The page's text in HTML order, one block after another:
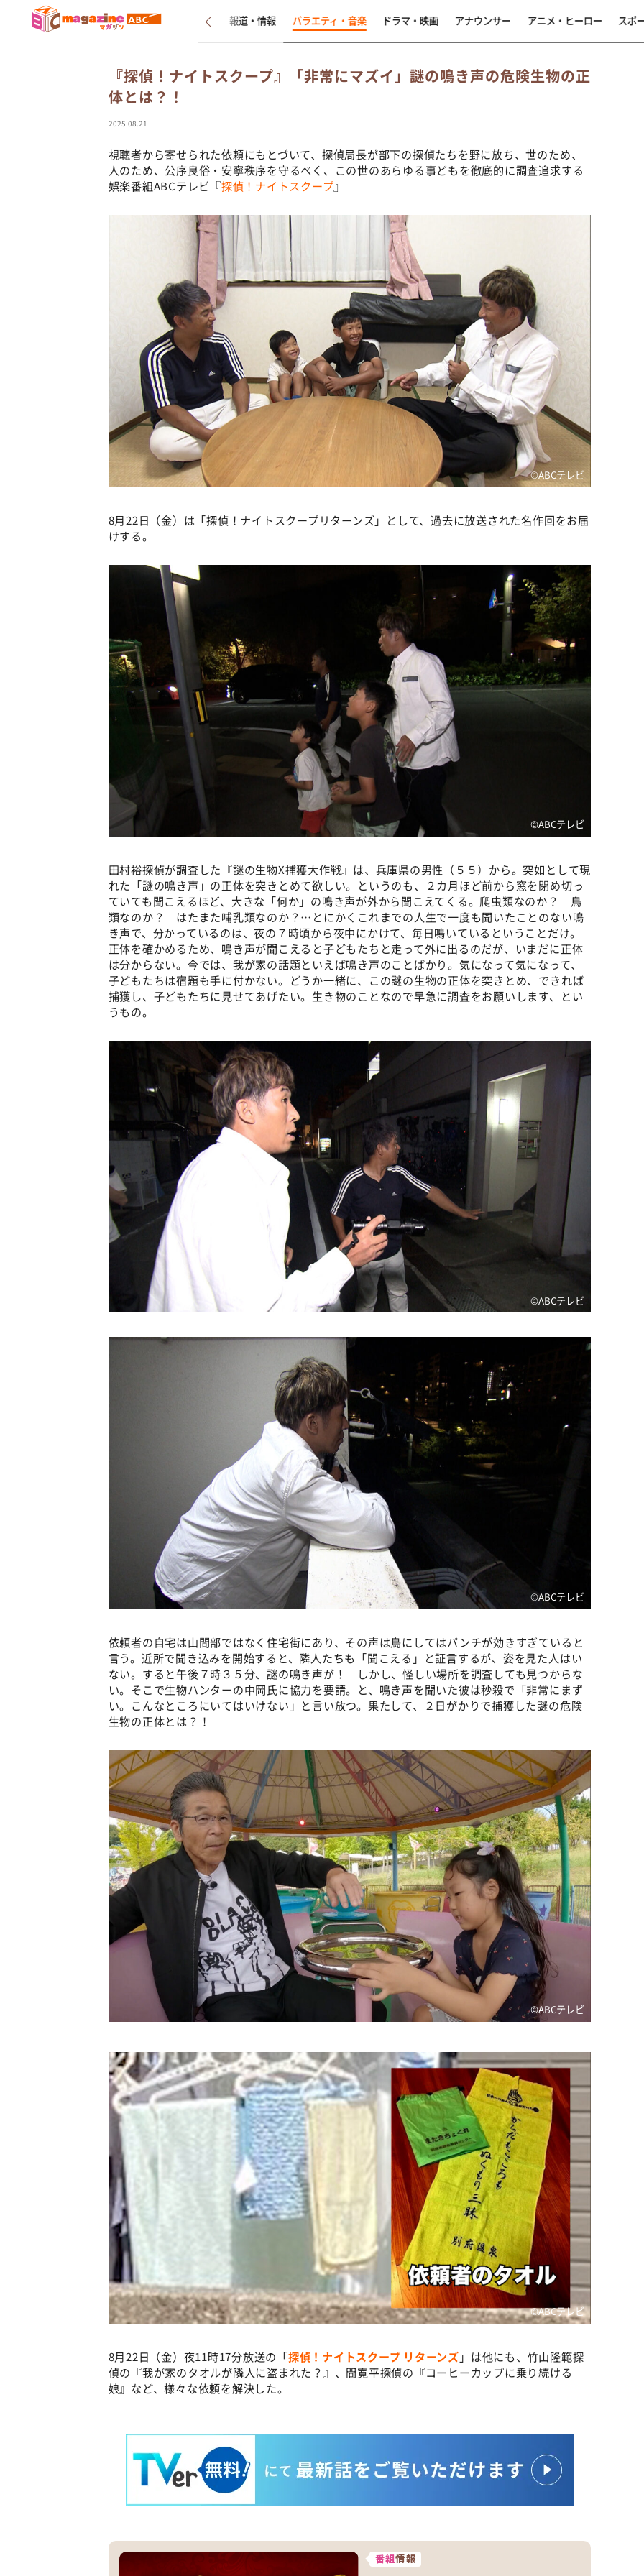
新着 インタビュー 報道・情報 バラエティ・音楽 ドラマ・映画 アナウンサー アニメ・ヒーロー スポ
『探偵！ナイトスクープ』「非常にマズイ」謎の鳴き声の危険生物の正
体とは？！
2025.08.21
視聴者から寄せられた依頼にもとづいて、探偵局長が部下の探偵たちを野に放ち、世のため、
人のため、公序良俗・安寧秩序を守るべく、この世のあらゆる事どもを徹底的に調査追求する
娯楽番組ABCテレビ『探偵！ナイトスクープ』
©️ABCテレビ
8月22日（金）は「探偵！ナイトスクープリターンズ」として、過去に放送された名作回をお届
けする。
©️ABCテレビ
田村裕探偵が調査した『謎の生物X捕獲大作戦』は、兵庫県の男性（５５）から。突如として現
れた「謎の鳴き声」の正体を突きとめて欲しい。というのも、２カ月ほど前から窓を閉め切っ
ていても聞こえるほど、大きな「何か」の鳴き声が外から聞こえてくる。爬虫類なのか？ 鳥
類なのか？ はたまた哺乳類なのか？…とにかくこれまでの人生で一度も聞いたことのない鳴
き声で、分かっているのは、夜の７時頃から夜中にかけて、毎日鳴いているということだけ。
正体を確かめるため、鳴き声が聞こえると子どもたちと走って外に出るのだが、いまだに正体
は分からない。今では、我が家の話題といえば鳴き声のことばかり。気になって気になって、
子どもたちは宿題も手に付かない。どうか一緒に、この謎の生物の正体を突きとめ、できれば
捕獲し、子どもたちに見せてあげたい。生き物のことなので早急に調査をお願いします、とい
うもの。
©️ABCテレビ
©️ABCテレビ
依頼者の自宅は山間部ではなく住宅街にあり、その声は鳥にしてはパンチが効きすぎていると
言う。近所で聞き込みを開始すると、隣人たちも「聞こえる」と証言するが、姿を見た人はい
ない。すると午後７時３５分、謎の鳴き声が！ しかし、怪しい場所を調査しても見つからな
い。そこで生物ハンターの中岡氏に協力を要請。と、鳴き声を聞いた彼は秒殺で「非常にまず
い。こんなところにいてはいけない」と言い放つ。果たして、２日がかりで捕獲した謎の危険
生物の正体とは？！
©️ABCテレビ
©️ABCテレビ
8月22日（金）夜11時17分放送の「探偵！ナイトスクープ リターンズ 」は他にも、竹山隆範探
偵の『我が家のタオルが隣人に盗まれた？』、間寛平探偵の『コーヒーカップに乗り続ける
娘』など、様々な依頼を解決した。
番組情報